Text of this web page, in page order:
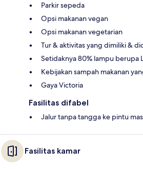
Parkir sepeda
Opsi makanan vegan
Opsi makanan vegetarian
Tur & aktivitas yang dimiliki &
Setidaknya 80% lampu berupa
Kebijakan sampah makanan
Gaya Victoria
Fasilitas difabel
Jalur tanpa tangga ke pintu
Fasilitas kamar